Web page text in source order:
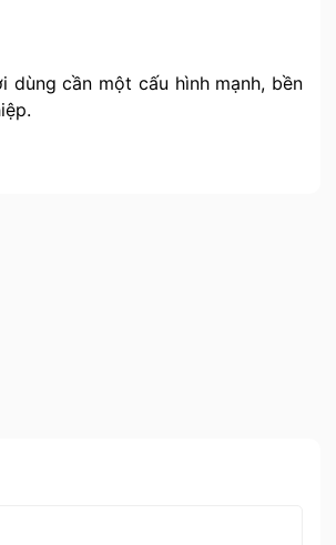
dùng cần một cấu hình mạnh, bền